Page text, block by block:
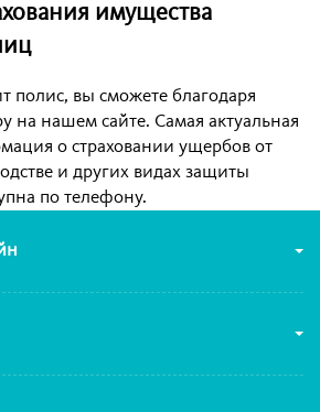
имущества
полис, вы сможете благодаря
на нашем сайте. Самая актуальная
о страховании ущербов от
и других видах защиты
по телефону.